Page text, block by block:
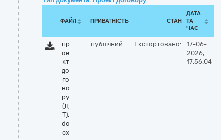
ФАЙЛ ПРИВАТНІСТЬ СТАН
ДАТА
ТА
ЧАС
пр
ое
кт
до
го
во
ру
(Д
Т).
do
cx
публічний Експортовано:
17-06-
2026,
17:56:04